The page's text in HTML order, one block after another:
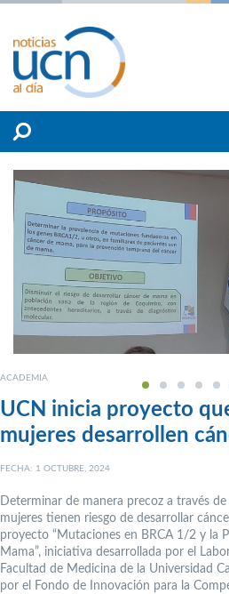
ACADEMIA
UCN inicia proyecto
mujeres desarrollen
FECHA: 1 OCTUBRE, 2024
Determinar de manera precoz a través
mujeres tienen riesgo de desarrollar
proyecto “Mutaciones en BRCA 1/2 y la
Mama”, iniciativa desarrollada por el
Facultad de Medicina de la Universidad
por el Fondo de Innovación para la